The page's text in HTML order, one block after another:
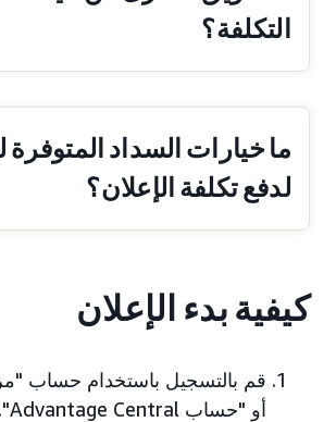
التكلفة؟
ما خيارات السداد المتوفرة
لدفع تكلفة الإعلان؟
كيفية بدء الإعلان
قم بالتسجيل باستخدام حساب
أو "حساب Advantage Central".